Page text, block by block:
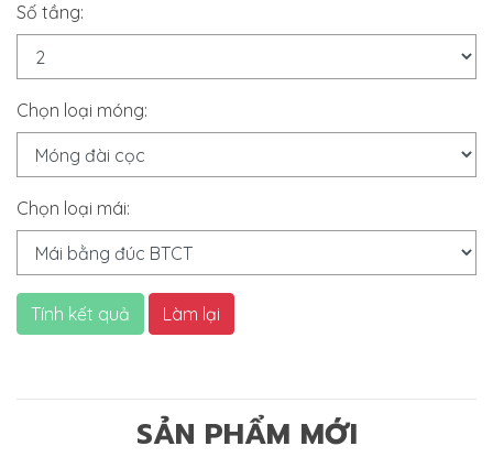
Số tầng:
Chọn loại móng:
Chọn loại mái:
Tính kết quả Làm lại
SẢN PHẨM MỚI